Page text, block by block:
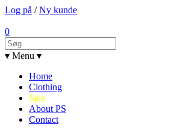
Log på /Ny kunde
0
▾ Menu ▾
Home
Clothing
Sale
About PS
Contact